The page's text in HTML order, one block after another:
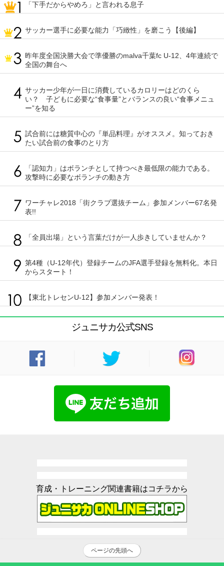
「下手だからやめろ」と言われる息子
サッカー選手に必要な能力「巧緻性」を磨こう【後編】
昨年度全国決勝大会で準優勝のmalva千葉fc U-12、4年連続で
全国の舞台へ
サッカー少年が一日に消費しているカロリーはどのくら
い？ 子どもに必要な“食事量”とバランスの良い“食事メニュ
ー”を知る
試合前には糖質中心の『単品料理』がオススメ。知っておき
たい試合前の食事のとり方
「認知力」はボランチとして持つべき最低限の能力である。
攻撃時に必要なボランチの動き方
ワーチャレ2018「街クラブ選抜チーム」参加メンバー67名発
表!!
「全員出場」という言葉だけが一人歩きしていませんか？
第4種（U-12年代）登録チームのJFA選手登録を無料化。本日
からスタート！
【東北トレセンU-12】参加メンバー発表！
ジュニサカ公式SNS
育成・トレーニング関連書籍はコチラから
ページの先頭へ